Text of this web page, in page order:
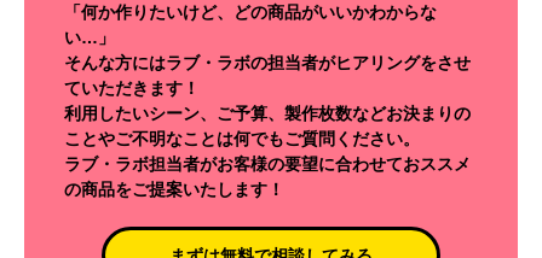
「何か作りたいけど、どの商品がいいかわからな
い…」
そんな方にはラブ・ラボの担当者がヒアリングをさせ
ていただきます！
利用したいシーン、ご予算、製作枚数などお決まりの
ことやご不明なことは何でもご質問ください。
ラブ・ラボ担当者がお客様の要望に合わせておススメ
の商品をご提案いたします！